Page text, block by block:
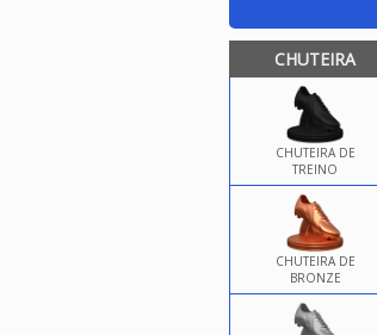
CHUTEIRA
CHUTEIRA DE
TREINO
CHUTEIRA DE
BRONZE